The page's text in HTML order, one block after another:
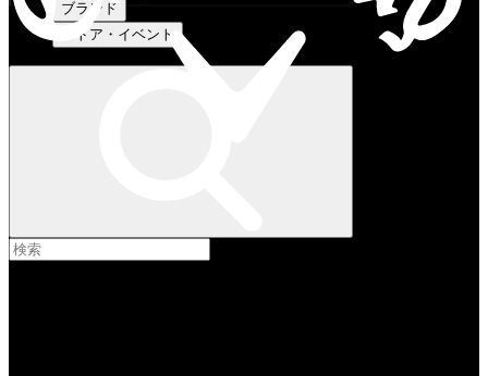
ブランド
ストア・イベント